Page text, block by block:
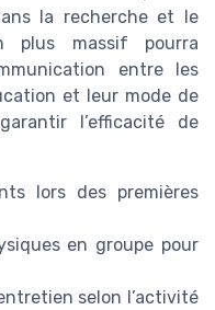
la recherche et le
plus massif pourra
entre les
et leur mode de
l’efficacité de
lors des premières
en groupe pour
selon l’activité